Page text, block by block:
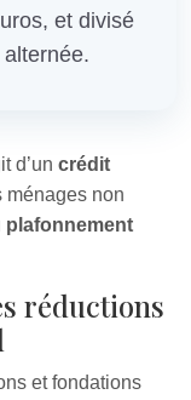
et divisé
d’un crédit
ménages non
plafonnement
réductions
et fondations